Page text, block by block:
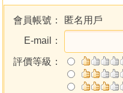
地支藏人元
月令分日用事
五行四時旺衰
會員帳號：
匿名用戶
E-mail：
評價等級：